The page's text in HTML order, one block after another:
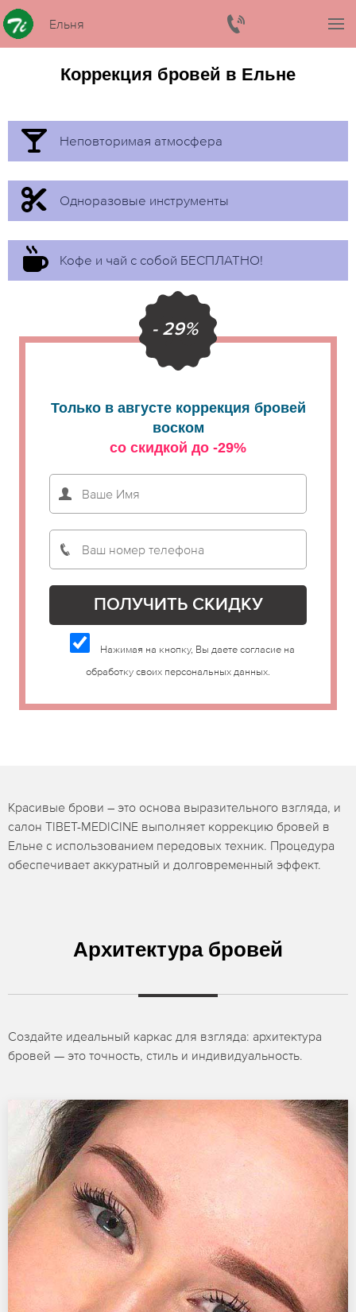
Ельня
Коррекция бровей в Ельне
Неповторимая атмосфера
Одноразовые инструменты
Кофе и чай с собой БЕСПЛАТНО!
- 29%
Только в августе коррекция бровей
воском
со скидкой до -29%
Нажимая на кнопку, Вы даете согласие на
обработку своих персональных данных.
Красивые брови – это основа выразительного взгляда, и
салон TIBET-MEDICINE выполняет коррекцию бровей в
Ельне с использованием передовых техник. Процедура
обеспечивает аккуратный и долговременный эффект.
Архитектура бровей
Создайте идеальный каркас для взгляда: архитектура
бровей — это точность, стиль и индивидуальность.